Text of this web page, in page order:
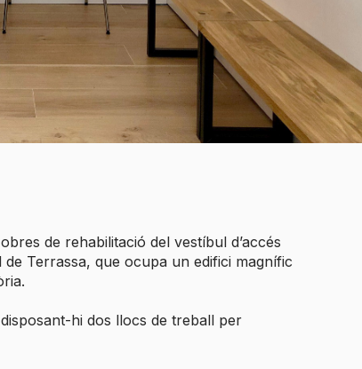
de rehabilitació del vestíbul d’accés
de Terrassa, que ocupa un edifici magnífic
hi dos llocs de treball per